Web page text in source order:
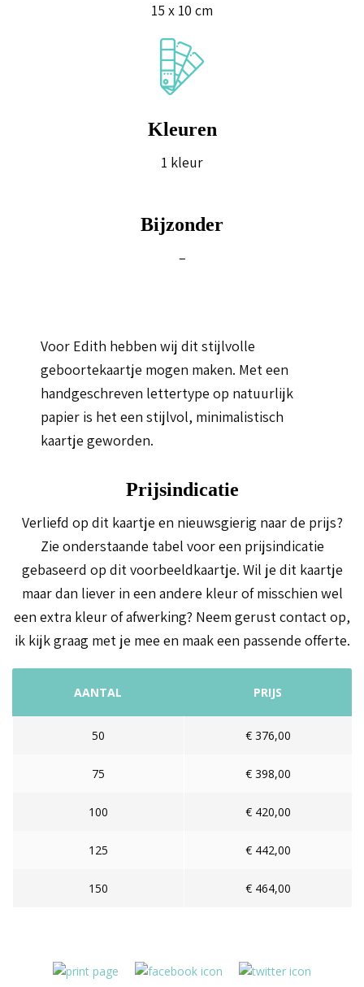
15 x 10 cm
Kleuren
1 kleur
Bijzonder
–
Voor Edith hebben wij dit stijlvolle
geboortekaartje mogen maken. Met een
handgeschreven lettertype op natuurlijk
papier is het een stijlvol, minimalistisch
kaartje geworden.
Prijsindicatie
Verliefd op dit kaartje en nieuwsgierig naar de prijs?
Zie onderstaande tabel voor een prijsindicatie
gebaseerd op dit voorbeeldkaartje. Wil je dit kaartje
maar dan liever in een andere kleur of misschien wel
een extra kleur of afwerking? Neem gerust contact op,
ik kijk graag met je mee en maak een passende offerte.
AANTAL PRIJS
50 € 376,00
75 € 398,00
100 € 420,00
125 € 442,00
150 € 464,00